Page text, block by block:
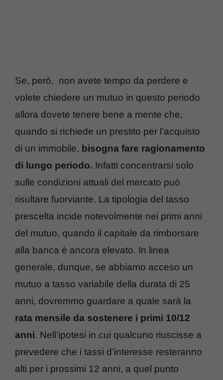
Se, però, non avete tempo da perdere e
volete chiedere un mutuo in questo periodo
allora dovete tenere bene a mente che,
quando si richiede un prestito per l’acquisto
di un immobile, bisogna fare ragionamento
di lungo periodo. Infatti concentrarsi solo
sulle condizioni attuali del mercato può
risultare fuorviante. La tipologia del tasso
prescelta incide notevolmente nei primi anni
del mutuo, quando il capitale da rimborsare
alla banca è ancora elevato. In linea
generale, dunque, se abbiamo acceso un
mutuo a tasso variabile della durata di 25
anni, dovremmo guardare a quale sarà la
rata mensile da sostenere i primi 10/12
anni. Nell’ipotesi in cui qualcuno riuscisse a
prevedere che i tassi d’interesse resteranno
alti per i prossimi 12 anni, a quel punto